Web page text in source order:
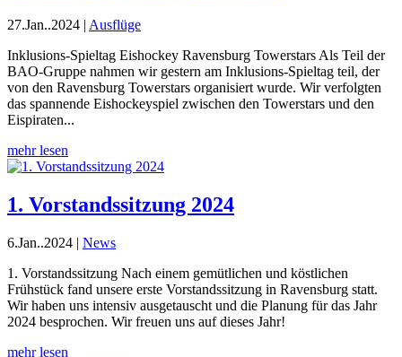
27.Jan..2024 | Ausflüge
Inklusions-Spieltag Eishockey Ravensburg Towerstars Als Teil der
BAO-Gruppe nahmen wir gestern am Inklusions-Spieltag teil, der
von den Ravensburg Towerstars organisiert wurde. Wir verfolgten
das spannende Eishockeyspiel zwischen den Towerstars und den
Eispiraten...
mehr lesen
1. Vorstandssitzung 2024
6.Jan..2024 | News
1. Vorstandssitzung Nach einem gemütlichen und köstlichen
Frühstück fand unsere erste Vorstandssitzung in Ravensburg statt.
Wir haben uns intensiv ausgetauscht und die Planung für das Jahr
2024 besprochen. Wir freuen uns auf dieses Jahr!
mehr lesen